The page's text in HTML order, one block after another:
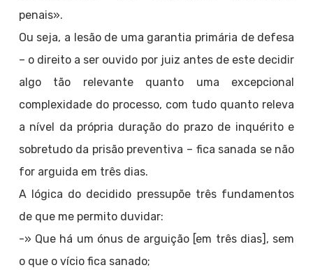
penais».
Ou seja, a lesão de uma garantia primária de defesa
– o direito a ser ouvido por juiz antes de este decidir
algo tão relevante quanto uma excepcional
complexidade do processo, com tudo quanto releva
a nível da própria duração do prazo de inquérito e
sobretudo da prisão preventiva – fica sanada se não
for arguida em três dias.
A lógica do decidido pressupõe três fundamentos
de que me permito duvidar:
-» Que há um ónus de arguição [em três dias], sem
o que o vício fica sanado;